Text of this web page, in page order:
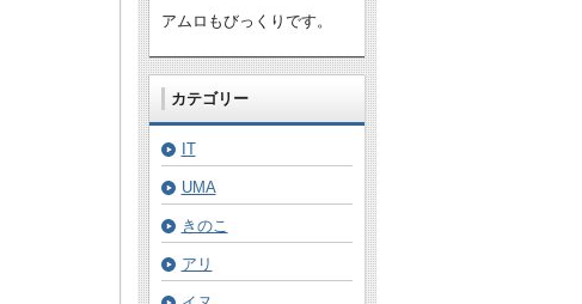
アムロもびっくりです。
カテゴリー
IT
UMA
きのこ
アリ